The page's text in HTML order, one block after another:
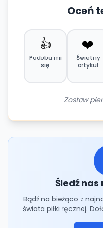
Oceń
👍
Podoba mi
się
❤️
Świetny
artykuł
Zostaw
Śledź nas
Bądź na bieżąco z
świata piłki ręcznej.